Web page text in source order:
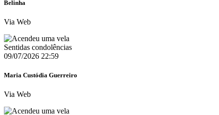
Belinha
Via Web
Sentidas condolências
09/07/2026 22:59
Maria Custódia Guerreiro
Via Web